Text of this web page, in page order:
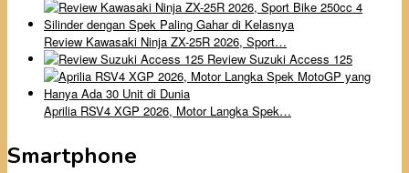
Review Kawasaki Ninja ZX-25R 2026, Sport…
Review Suzuki Access 125
Aprilia RSV4 XGP 2026, Motor Langka Spek…
Smartphone